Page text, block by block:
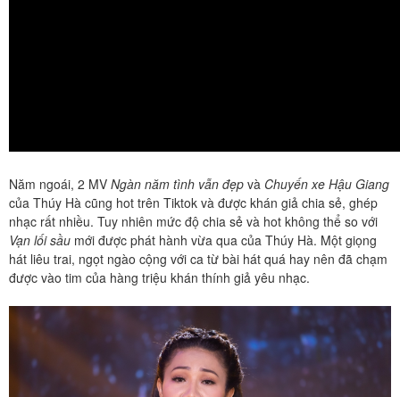
Năm ngoái, 2 MV Ngàn năm tình vẫn đẹp và Chuyến xe Hậu Giang
của Thúy Hà cũng hot trên Tiktok và được khán giả chia sẻ, ghép
nhạc rất nhiều. Tuy nhiên mức độ chia sẻ và hot không thể so với
Vạn lối sầu mới được phát hành vừa qua của Thúy Hà. Một giọng
hát liêu trai, ngọt ngào cộng với ca từ bài hát quá hay nên đã chạm
được vào tim của hàng triệu khán thính giả yêu nhạc.